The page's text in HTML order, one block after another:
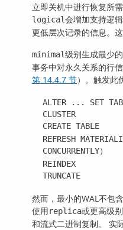
立即关机中进行恢复所
logical会增加支持逻
更低层次记录的信息。
minimal级别生成最少
事务中对永久关系的行
第 14.4.7 节）。触发此
ALTER ... SET
CLUSTER
CREATE TABLE
REFRESH
CONCURRENTLY）
REINDEX
TRUNCATE
然而，最小的WAL不包
使用replica或更高级
和流式二进制复制。 实